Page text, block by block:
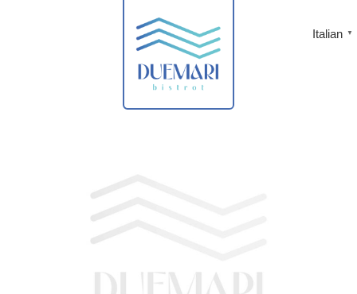
Italian ▼